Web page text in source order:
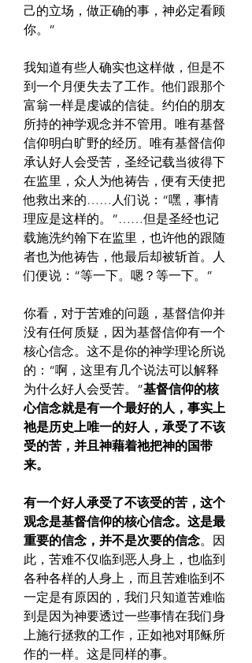
己的立场，做正确的事，神必定看顾
你。”
我知道有些人确实也这样做，但是不
到一个月便失去了工作。他们跟那个
富翁一样是虔诚的信徒。约伯的朋友
所持的神学观念并不管用。唯有基督
信仰明白旷野的经历。唯有基督信仰
承认好人会受苦，圣经记载当彼得下
在监里，众人为他祷告，便有天使把
他救出来的……人们说：“嘿，事情
理应是这样的。”……但是圣经也记
载施洗约翰下在监里，也许他的跟随
者也为他祷告，他最后却被斩首。人
们便说：“等一下。嗯？等一下。”
你看，对于苦难的问题，基督信仰并
没有任何质疑，因为基督信仰有一个
核心信念。这不是你的神学理论所说
的：“啊，这里有几个说法可以解释
为什么好人会受苦。”基督信仰的核
心信念就是有一个最好的人，事实上
祂是历史上唯一的好人，承受了不该
受的苦，并且神藉着祂把神的国带
来。
有一个好人承受了不该受的苦，这个
观念是基督信仰的核心信念。这是最
重要的信念，并不是次要的信念。因
此，苦难不仅临到恶人身上，也临到
各种各样的人身上，而且苦难临到不
一定是有原因的，我们只知道苦难临
到是因为神要透过一些事情在我们身
上施行拯救的工作，正如祂对耶稣所
作的一样。这是同样的事。